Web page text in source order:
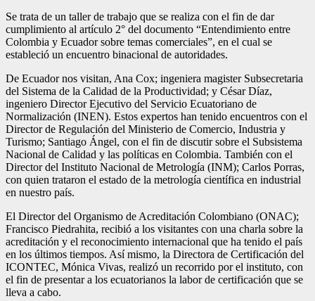
Se trata de un taller de trabajo que se realiza con el fin de dar
cumplimiento al artículo 2° del documento “Entendimiento entre
Colombia y Ecuador sobre temas comerciales”, en el cual se
estableció un encuentro binacional de autoridades.
De Ecuador nos visitan, Ana Cox; ingeniera magister Subsecretaria
del Sistema de la Calidad de la Productividad; y César Díaz,
ingeniero Director Ejecutivo del Servicio Ecuatoriano de
Normalización (INEN). Estos expertos han tenido encuentros con el
Director de Regulación del Ministerio de Comercio, Industria y
Turismo; Santiago Ángel, con el fin de discutir sobre el Subsistema
Nacional de Calidad y las políticas en Colombia. También con el
Director del Instituto Nacional de Metrología (INM); Carlos Porras,
con quien trataron el estado de la metrología científica en industrial
en nuestro país.
El Director del Organismo de Acreditación Colombiano (ONAC);
Francisco Piedrahita, recibió a los visitantes con una charla sobre la
acreditación y el reconocimiento internacional que ha tenido el país
en los últimos tiempos. Así mismo, la Directora de Certificación del
ICONTEC, Mónica Vivas, realizó un recorrido por el instituto, con
el fin de presentar a los ecuatorianos la labor de certificación que se
lleva a cabo.